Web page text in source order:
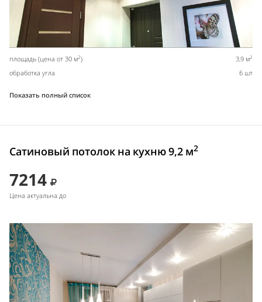
площадь (цена от 30 м2) 3,9 м2
обработка угла 6 шт
Показать полный список
Сатиновый потолок на кухню 9,2 м2
7214
Цена актуальна до